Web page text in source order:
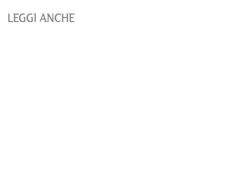
LEGGI ANCHE